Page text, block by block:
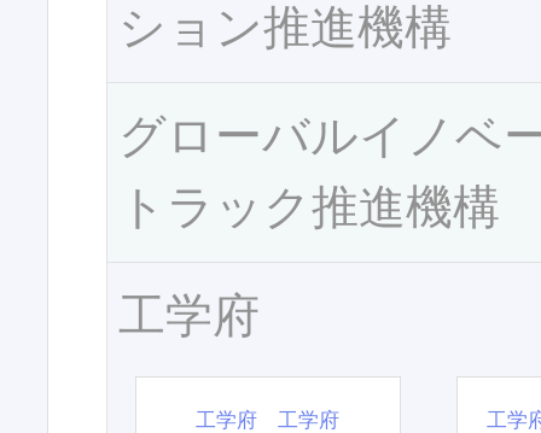
ション推進機構
グローバルイノベ
トラック推進機構
工学府
工学府 工学府 工学